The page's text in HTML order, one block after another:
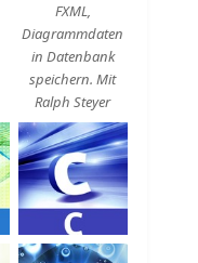
FXML,
Diagrammdaten
in Datenbank
speichern. Mit
Ralph Steyer